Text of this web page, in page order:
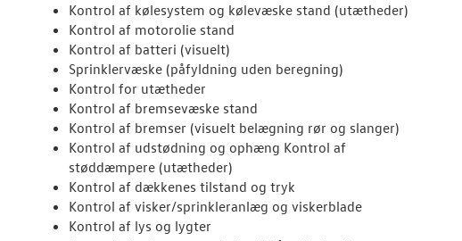
Kontrol af kølesystem og kølevæske stand (utætheder)
Kontrol af motorolie stand
Kontrol af batteri (visuelt)
Sprinklervæske (påfyldning uden beregning)
Kontrol for utætheder
Kontrol af bremsevæske stand
Kontrol af bremser (visuelt belægning rør og slanger)
Kontrol af udstødning og ophæng Kontrol af
støddæmpere (utætheder)
Kontrol af dækkenes tilstand og tryk
Kontrol af visker/sprinkleranlæg og viskerblade
Kontrol af lys og lygter